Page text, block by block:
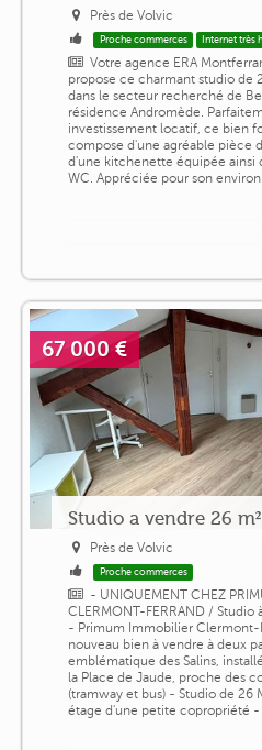
Près de Volvic
Proche commerces Internet très
Votre agence ERA
propose ce charmant studio de
dans le secteur recherché de
résidence Andromède.
investissement locatif, ce bien
compose d'une agréable pièce
d'une kitchenette équipée ainsi
WC. Appréciée pour son
67 000 €
Studio a vendre 26 m²
Près de Volvic
Proche commerces
- UNIQUEMENT CHEZ
CLERMONT-FERRAND / Studio
- Primum Immobilier Clermont-
nouveau bien à vendre à deux
emblématique des Salins,
la Place de Jaude, proche des
(tramway et bus) - Studio de 26
étage d'une petite copropriété -